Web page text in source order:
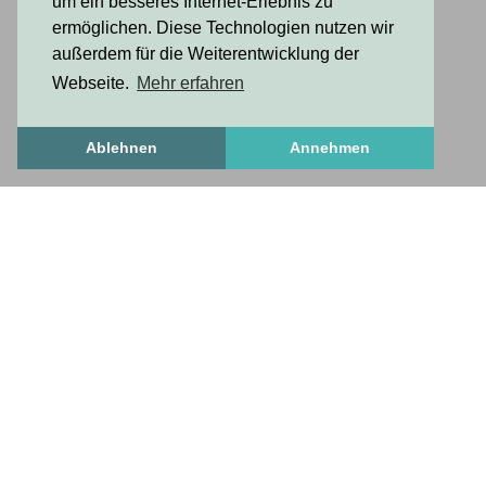
ermöglichen. Diese Technologien nutzen wir
außerdem für die Weiterentwicklung der
Webseite. Mehr erfahren
Ablehnen Annehmen